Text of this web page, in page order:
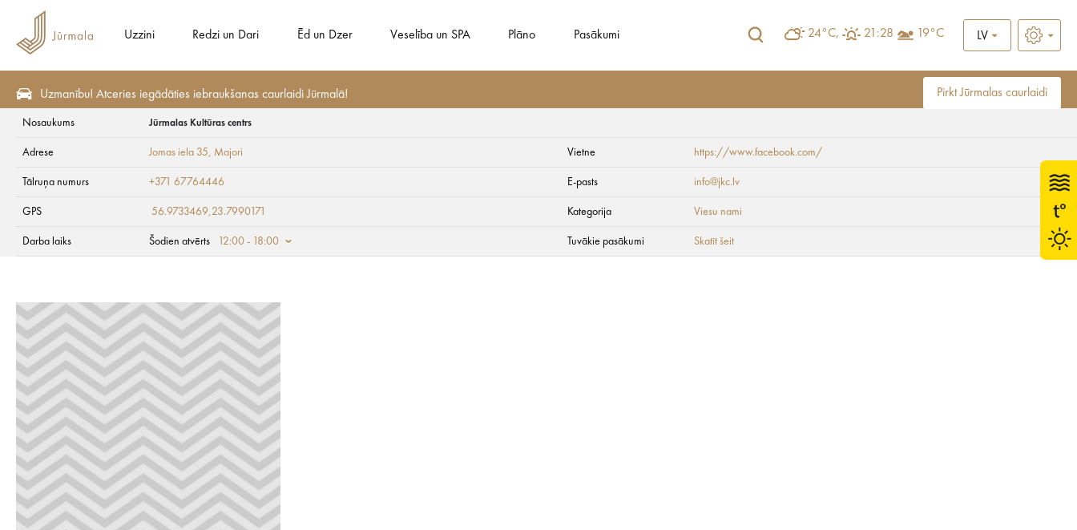
Uzzini Redzi un Dari Ēd un Dzer Veselība un SPA Plāno Pasākumi 24°C, 21:28 19°C LV
Uzmanību! Atceries iegādāties iebraukšanas caurlaidi Jūrmalā! Pirkt Jūrmalas caurlaidi
Jūrmalas Kultūras centrs
Nosaukums Jūrmalas Kultūras centrs
Adrese Jomas iela 35, Majori Vietne https://www.facebook.com/
Tālruņa numurs +371 67764446 E-pasts info@jkc.lv
GPS 56.9733469,23.7990171 Kategorija Viesu nami
Darba laiks Šodien atvērts 12:00 - 18:00 Tuvākie pasākumi Skatīt šeit